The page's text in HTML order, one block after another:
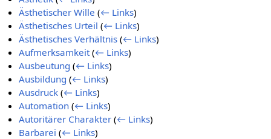
Ästhetischer Wille (← Links)
Ästhetisches Urteil (← Links)
Ästhetisches Verhältnis (← Links)
Aufmerksamkeit (← Links)
Ausbeutung (← Links)
Ausbildung (← Links)
Ausdruck (← Links)
Automation (← Links)
Autoritärer Charakter (← Links)
Barbarei (← Links)